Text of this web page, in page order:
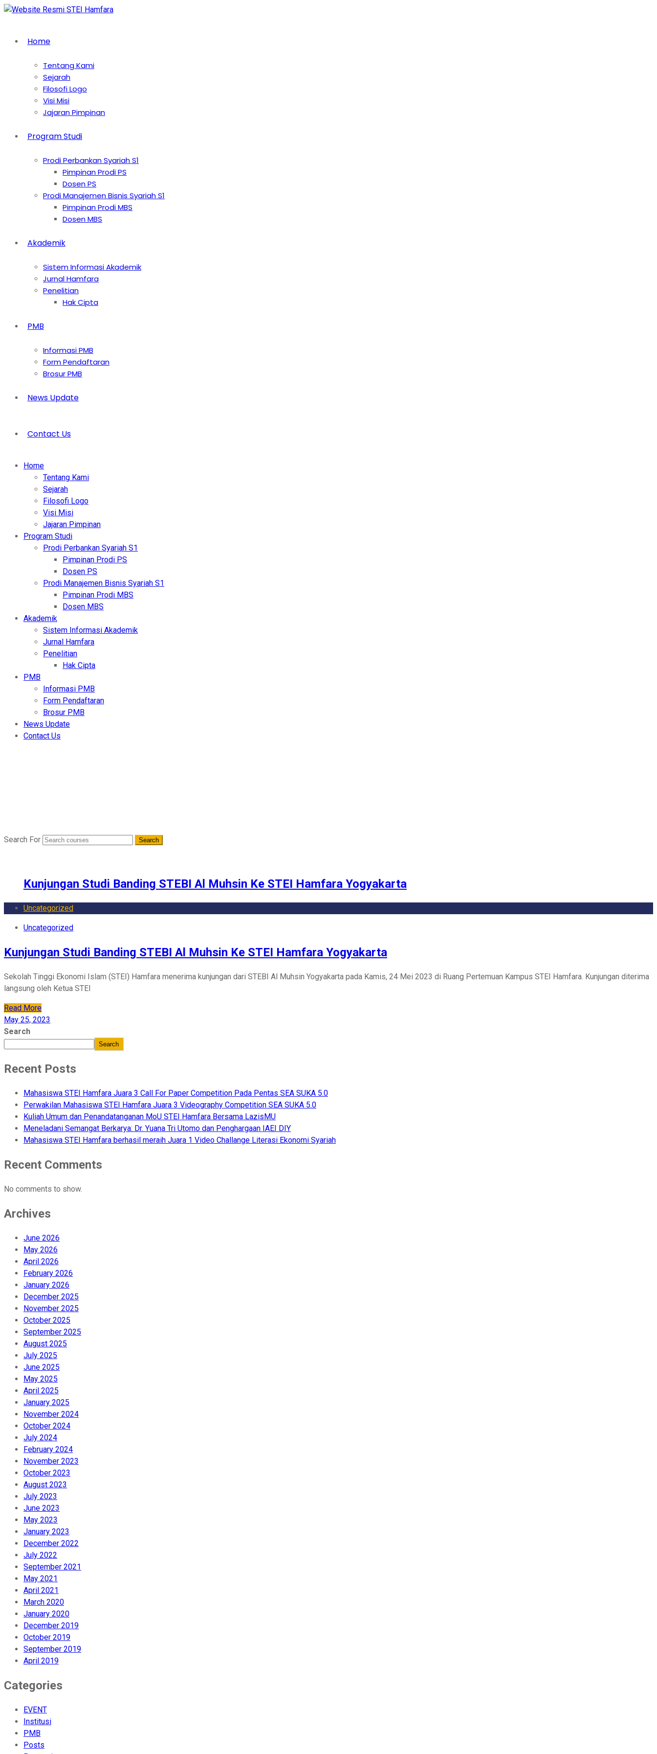
Home
Tentang Kami
Sejarah
Filosofi Logo
Visi Misi
Jajaran Pimpinan
Program Studi
Prodi Perbankan Syariah S1
Pimpinan Prodi PS
Dosen PS
Prodi Manajemen Bisnis Syariah S1
Pimpinan Prodi MBS
Dosen MBS
Akademik
Sistem Informasi Akademik
Jurnal Hamfara
Penelitian
Hak Cipta
PMB
Informasi PMB
Form Pendaftaran
Brosur PMB
News Update
Contact Us
Home
Tentang Kami
Sejarah
Filosofi Logo
Visi Misi
Jajaran Pimpinan
Program Studi
Prodi Perbankan Syariah S1
Pimpinan Prodi PS
Dosen PS
Prodi Manajemen Bisnis Syariah S1
Pimpinan Prodi MBS
Dosen MBS
Akademik
Sistem Informasi Akademik
Jurnal Hamfara
Penelitian
Hak Cipta
PMB
Informasi PMB
Form Pendaftaran
Brosur PMB
News Update
Contact Us
Search For
Kunjungan Studi Banding STEBI Al Muhsin Ke STEI Hamfara Yogyakarta
Uncategorized
Uncategorized
Kunjungan Studi Banding STEBI Al Muhsin Ke STEI Hamfara Yogyakarta
Sekolah Tinggi Ekonomi Islam (STEI) Hamfara menerima kunjungan dari STEBI Al Muhsin Yogyakarta pada Kamis, 24 Mei 2023 di Ruang Pertemuan Kampus STEI Hamfara. Kunjungan diterima
langsung oleh Ketua STEI
Read More
May 25, 2023
Search
Search
Recent Posts
Mahasiswa STEI Hamfara Juara 3 Call For Paper Competition Pada Pentas SEA SUKA 5.0
Perwakilan Mahasiswa STEI Hamfara Juara 3 Videography Competition SEA SUKA 5.0
Kuliah Umum dan Penandatanganan MoU STEI Hamfara Bersama LazisMU
Meneladani Semangat Berkarya: Dr. Yuana Tri Utomo dan Penghargaan IAEI DIY
Mahasiswa STEI Hamfara berhasil meraih Juara 1 Video Challange Literasi Ekonomi Syariah
Recent Comments
No comments to show.
Archives
June 2026
May 2026
April 2026
February 2026
January 2026
December 2025
November 2025
October 2025
September 2025
August 2025
July 2025
June 2025
May 2025
April 2025
January 2025
November 2024
October 2024
July 2024
February 2024
November 2023
October 2023
August 2023
July 2023
June 2023
May 2023
January 2023
December 2022
July 2022
September 2021
May 2021
April 2021
March 2020
January 2020
December 2019
October 2019
September 2019
April 2019
Categories
EVENT
Institusi
PMB
Posts